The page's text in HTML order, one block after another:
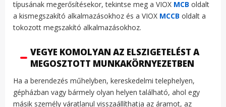
típusának megerősítésekor, tekintse meg a VIOX MCB oldalt
a kismegszakító alkalmazásokhoz és a VIOX MCCB oldalt a
tokozott megszakító alkalmazásokhoz.
VEGYE KOMOLYAN AZ ELSZIGETELÉST A
MEGOSZTOTT MUNKAKÖRNYEZETBEN
Ha a berendezés műhelyben, kereskedelmi telephelyen,
gépházban vagy bármely olyan helyen található, ahol egy
másik személy váratlanul visszaállíthatja az áramot, az